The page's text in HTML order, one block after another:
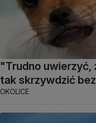
"Trudno uwierzyć,
tak skrzywdzić
OKOLICE